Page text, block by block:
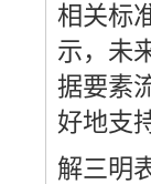
相关标
示，未
据要素
好地支
解三明